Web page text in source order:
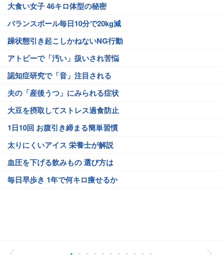
大食い女子 46キロ体型の秘密
バランスボール毎日10分で20kg減
躁状態引き起こしかねないNG行動
アトピーで「汚い」扱いされ苦悩
認知症研究で「音」注目される
夫の「産後うつ」にみられる症状
大豆を摂取してストレス過食防止
1日10回 お腹引き締まる簡単習慣
太りにくいアイス 栄養士が解説
血圧を下げる飲みもの 選び方は
毎日早歩き 1年で何キロ痩せるか